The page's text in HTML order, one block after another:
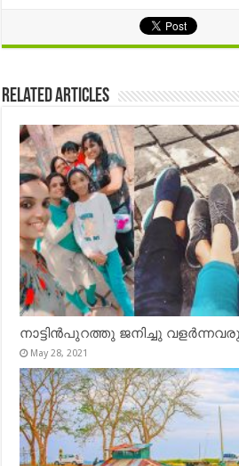
Related Articles
നാട്ടിൻപുറത്തു ജനിച്ചു
May 28, 2021